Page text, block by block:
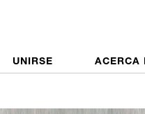
UNIRSE ACERCA